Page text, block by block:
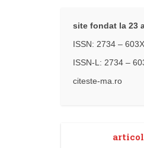
site fondat la 23
ISSN: 2734 – 603X
ISSN-L: 2734 –
citeste-ma.ro